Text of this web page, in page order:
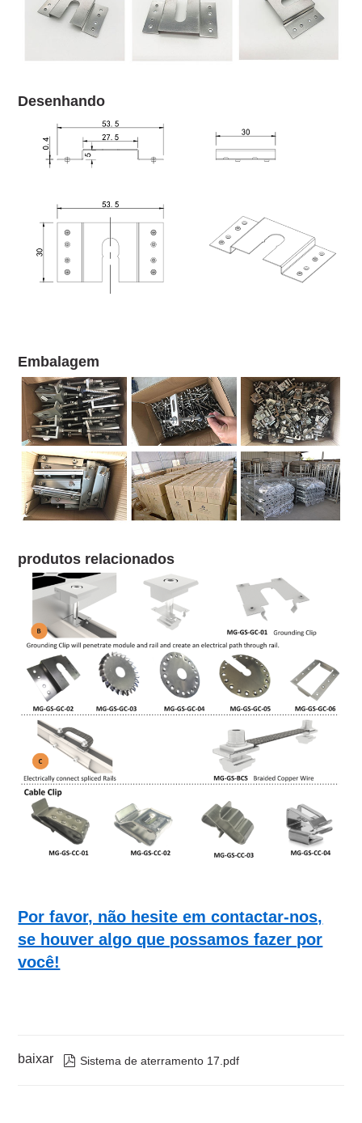
Desenhando
Embalagem
produtos relacionados
Por favor, não hesite em contactar-nos,
se houver algo que possamos fazer por
você!
baixar  Sistema de aterramento 17.pdf